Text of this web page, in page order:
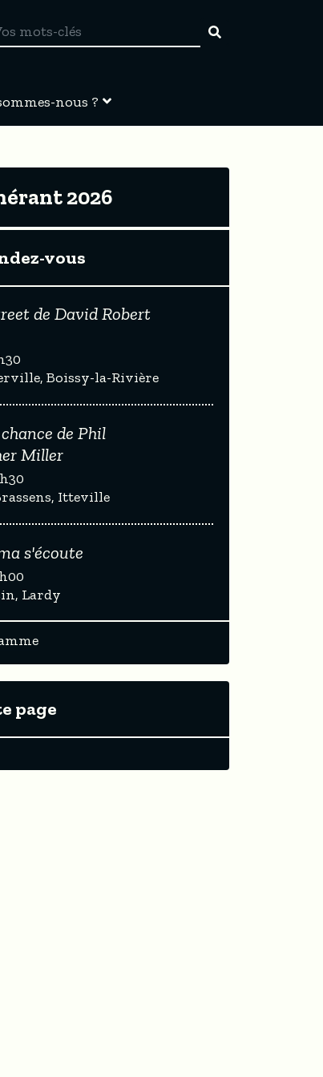
nous ?
2026
vous
de David Robert
Boissy-la-Rivière
de Phil
Miller
Itteville
s'écoute
Lardy
page